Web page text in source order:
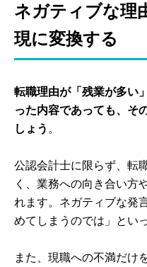
ネガティブな理
現に変換する
転職理由が「残業が多い
った内容であっても、そ
しょう 。
公認会計士に限らず、転
く、業務への向き合い方
れます。ネガティブな発
めてしまうのでは」とい
また、現職への不満だけ